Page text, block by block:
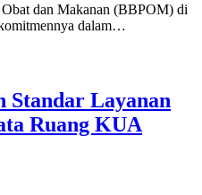
dan Makanan (BBPOM) di
dalam…
Standar Layanan
Ruang KUA